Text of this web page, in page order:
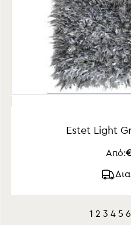
Estet Light
Από:
1 2 3 4 5 6